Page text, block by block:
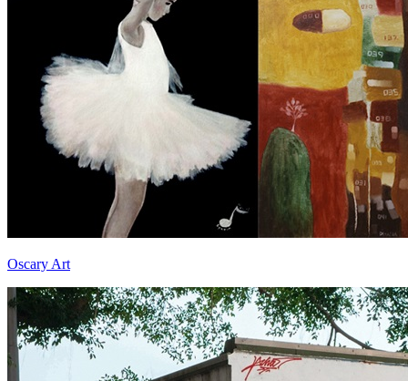
Oscary Art